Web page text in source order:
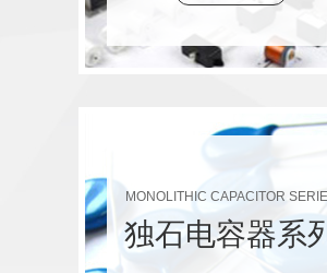
MONOLITHIC CAPACITOR
独石电容器系